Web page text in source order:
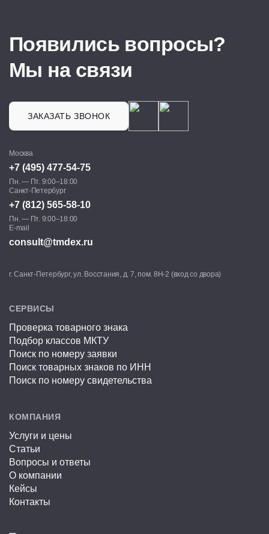
Появились вопросы?
Мы на связи
ЗАКАЗАТЬ ЗВОНОК
Москва
+7 (495) 477-54-75
Пн. — Пт. 9:00–18:00
Санкт-Петербург
+7 (812) 565-58-10
Пн. — Пт. 9:00–18:00
E-mail
consult@tmdex.ru
г. Санкт-Петербург, ул. Восстания, д. 7, пом. 8Н-2 (вход со двора)
СЕРВИСЫ
Проверка товарного знака
Подбор классов МКТУ
Поиск по номеру заявки
Поиск товарных знаков по ИНН
Поиск по номеру свидетельства
КОМПАНИЯ
Услуги и цены
Статьи
Вопросы и ответы
О компании
Кейсы
Контакты